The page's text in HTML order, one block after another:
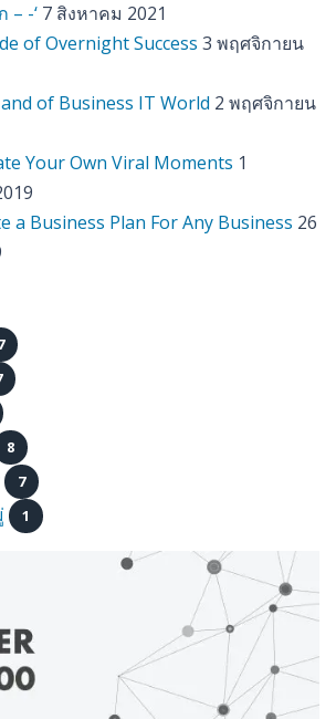
– -‘ 7 สิงหาคม 2021
of Overnight Success 3 พฤศจิกายน
of Business IT World 2 พฤศจิกายน
Your Own Viral Moments 1
a Business Plan For Any Business 26
8
7
1